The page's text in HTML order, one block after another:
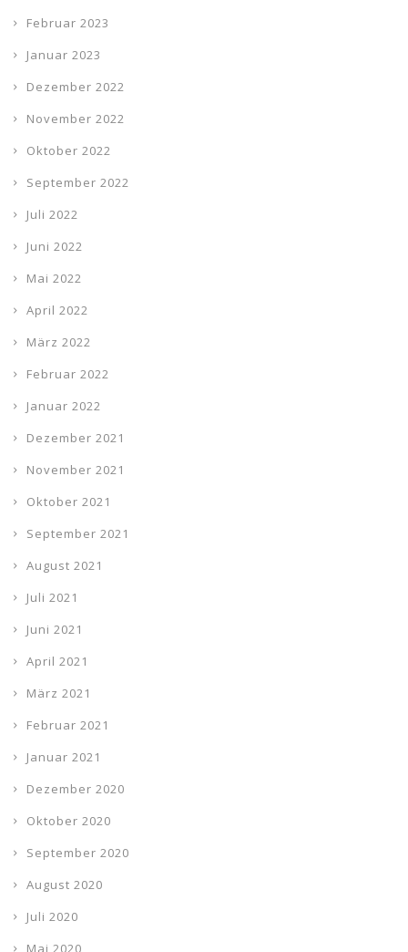
Februar 2023
Januar 2023
Dezember 2022
November 2022
Oktober 2022
September 2022
Juli 2022
Juni 2022
Mai 2022
April 2022
März 2022
Februar 2022
Januar 2022
Dezember 2021
November 2021
Oktober 2021
September 2021
August 2021
Juli 2021
Juni 2021
April 2021
März 2021
Februar 2021
Januar 2021
Dezember 2020
Oktober 2020
September 2020
August 2020
Juli 2020
Mai 2020